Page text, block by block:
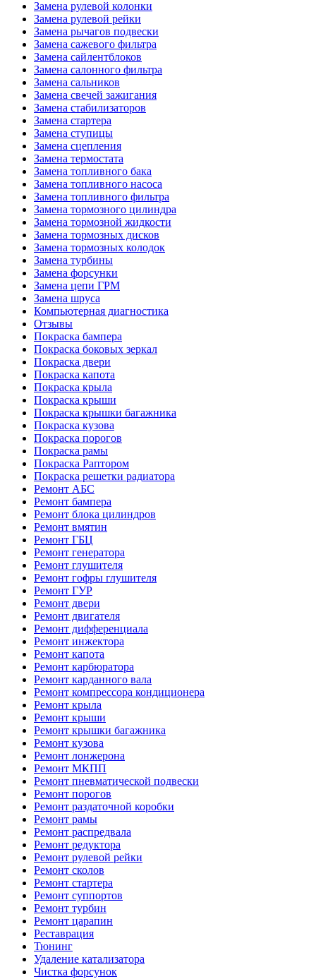
Замена рулевой колонки
Замена рулевой рейки
Замена рычагов подвески
Замена сажевого фильтра
Замена сайлентблоков
Замена салонного фильтра
Замена сальников
Замена свечей зажигания
Замена стабилизаторов
Замена стартера
Замена ступицы
Замена сцепления
Замена термостата
Замена топливного бака
Замена топливного насоса
Замена топливного фильтра
Замена тормозного цилиндра
Замена тормозной жидкости
Замена тормозных дисков
Замена тормозных колодок
Замена турбины
Замена форсунки
Замена цепи ГРМ
Замена шруса
Компьютерная диагностика
Отзывы
Покраска бампера
Покраска боковых зеркал
Покраска двери
Покраска капота
Покраска крыла
Покраска крыши
Покраска крышки багажника
Покраска кузова
Покраска порогов
Покраска рамы
Покраска Раптором
Покраска решетки радиатора
Ремонт АБС
Ремонт бампера
Ремонт блока цилиндров
Ремонт вмятин
Ремонт ГБЦ
Ремонт генератора
Ремонт глушителя
Ремонт гофры глушителя
Ремонт ГУР
Ремонт двери
Ремонт двигателя
Ремонт дифференциала
Ремонт инжектора
Ремонт капота
Ремонт карбюратора
Ремонт карданного вала
Ремонт компрессора кондиционера
Ремонт крыла
Ремонт крыши
Ремонт крышки багажника
Ремонт кузова
Ремонт лонжерона
Ремонт МКПП
Ремонт пневматической подвески
Ремонт порогов
Ремонт раздаточной коробки
Ремонт рамы
Ремонт распредвала
Ремонт редуктора
Ремонт рулевой рейки
Ремонт сколов
Ремонт стартера
Ремонт суппортов
Ремонт турбин
Ремонт царапин
Реставрация
Тюнинг
Удаление катализатора
Чистка форсунок